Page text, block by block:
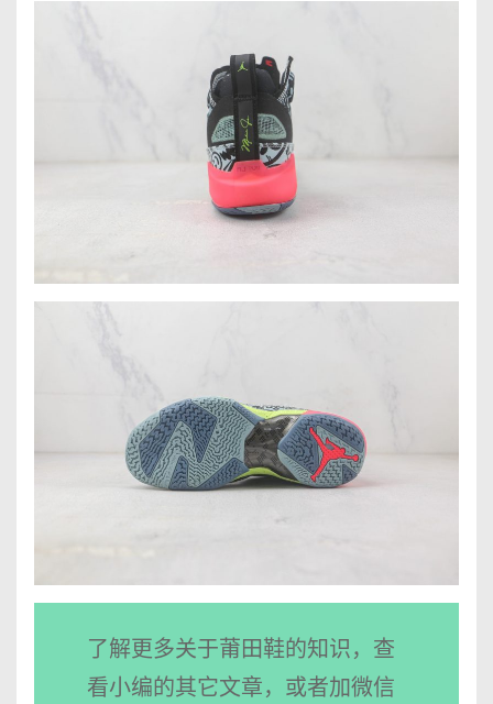
了解更多关于莆田鞋的知识，查
看小编的其它文章，或者加微信